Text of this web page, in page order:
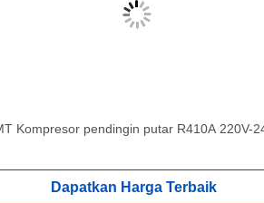
Kompresor pendingin putar R410A 220V-
Dapatkan Harga Terbaik